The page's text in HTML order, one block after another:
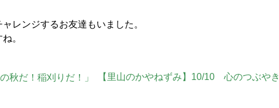
レンジするお友達もいました。
。
秋だ！稲刈りだ！」 【里山のかやねずみ】10/10 心のつぶやき